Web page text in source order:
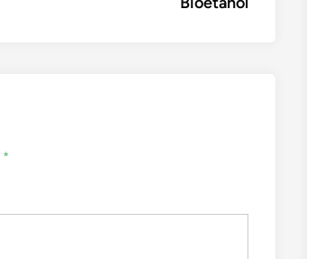
*